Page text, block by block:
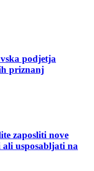
podjetja
priznanj
zaposliti nove
ali usposabljati na